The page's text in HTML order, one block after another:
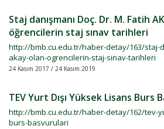
Staj danışmanı Doç. Dr. M. Fatih
öğrencilerin staj sınav tarihleri
http://bmb.cu.edu.tr/haber-detay/163/staj-
akay-olan-ogrencilerin-staj-sinav-tarihleri
24 Kasım 2017 / 24 Kasım 2019
TEV Yurt Dışı Yüksek Lisans Burs
http://bmb.cu.edu.tr/haber-detay/162/tev-
burs-basvurulari